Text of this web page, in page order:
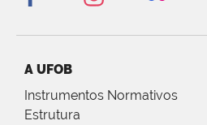
A UFOB
Instrumentos Normativos
Estrutura